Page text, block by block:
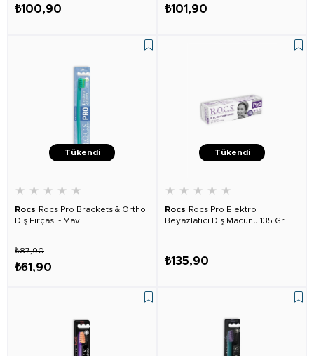
₺100,90 ₺101,90
Tükendi
★ ★ ★ ★ ★
Rocs Rocs Pro Brackets & Ortho
Diş Fırçası - Mavi
₺61,90
₺87,90
Tükendi
★ ★ ★ ★ ★
Rocs Rocs Pro Elektro
Beyazlatıcı Diş Macunu 135 Gr
₺135,90